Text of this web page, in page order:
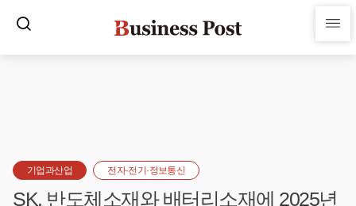
기업과산업 전자·전기·정보통신
SK, 반도체소재와 배터리소재에 2025년